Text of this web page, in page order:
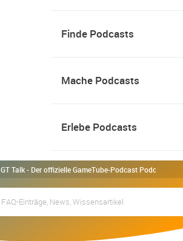
Finde Podcasts
Mache Podcasts
Erlebe Podcasts
GT Talk - Der offizielle GameTube-Podcast Podcast